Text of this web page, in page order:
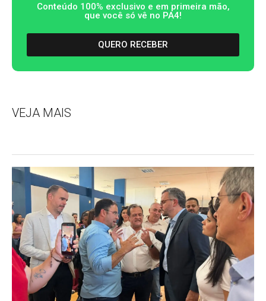
Conteúdo 100% exclusivo e em primeira mão,
que você só vê no PA4!
QUERO RECEBER
VEJA MAIS